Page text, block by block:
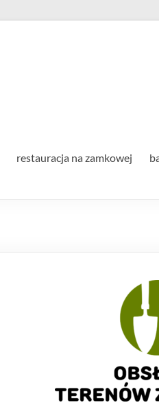
restauracja na zamkowej